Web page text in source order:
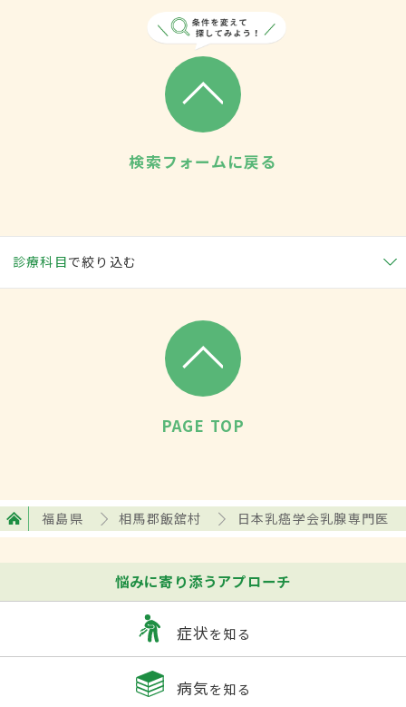
検索フォームに戻る
診療科目で絞り込む
PAGE TOP
福島県 相馬郡飯舘村 日本乳癌学会乳腺専門医
悩みに寄り添うアプローチ
症状を知る
病気を知る